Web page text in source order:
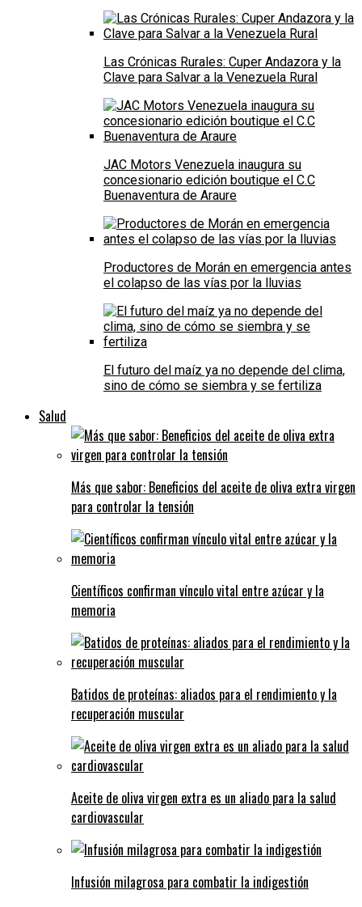
Las Crónicas Rurales: Cuper Andazora y la
Clave para Salvar a la Venezuela Rural
JAC Motors Venezuela inaugura su
concesionario edición boutique el C.C
Buenaventura de Araure
Productores de Morán en emergencia antes
el colapso de las vías por la lluvias
El futuro del maíz ya no depende del clima,
sino de cómo se siembra y se fertiliza
Salud
Más que sabor: Beneficios del aceite de oliva extra virgen
para controlar la tensión
Científicos confirman vínculo vital entre azúcar y la
memoria
Batidos de proteínas: aliados para el rendimiento y la
recuperación muscular
Aceite de oliva virgen extra es un aliado para la salud
cardiovascular
Infusión milagrosa para combatir la indigestión